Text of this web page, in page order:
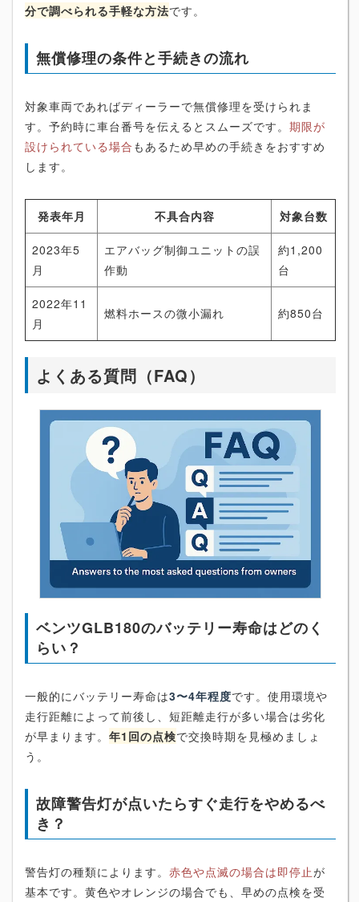
分で調べられる手軽な方法です。
無償修理の条件と手続きの流れ
対象車両であればディーラーで無償修理を受けられま
す。予約時に車台番号を伝えるとスムーズです。 期限が
設けられている場合 もあるため早めの手続きをおすすめ
します。
発表年月 不具合内容 対象台数
2023年5
月
エアバッグ制御ユニットの誤
作動
約1,200
台
2022年11
月
燃料ホースの微小漏れ 約850台
よくある質問（FAQ）
ベンツGLB180のバッテリー寿命はどのく
らい？
一般的にバッテリー寿命は3〜4年程度です。使用環境や
走行距離によって前後し、短距離走行が多い場合は劣化
が早まります。 年1回の点検で交換時期を見極めましょ
う。
故障警告灯が点いたらすぐ走行をやめるべ
き？
警告灯の種類によります。 赤色や点滅の場合は即停止が
基本です。黄色やオレンジの場合でも、早めの点検を受